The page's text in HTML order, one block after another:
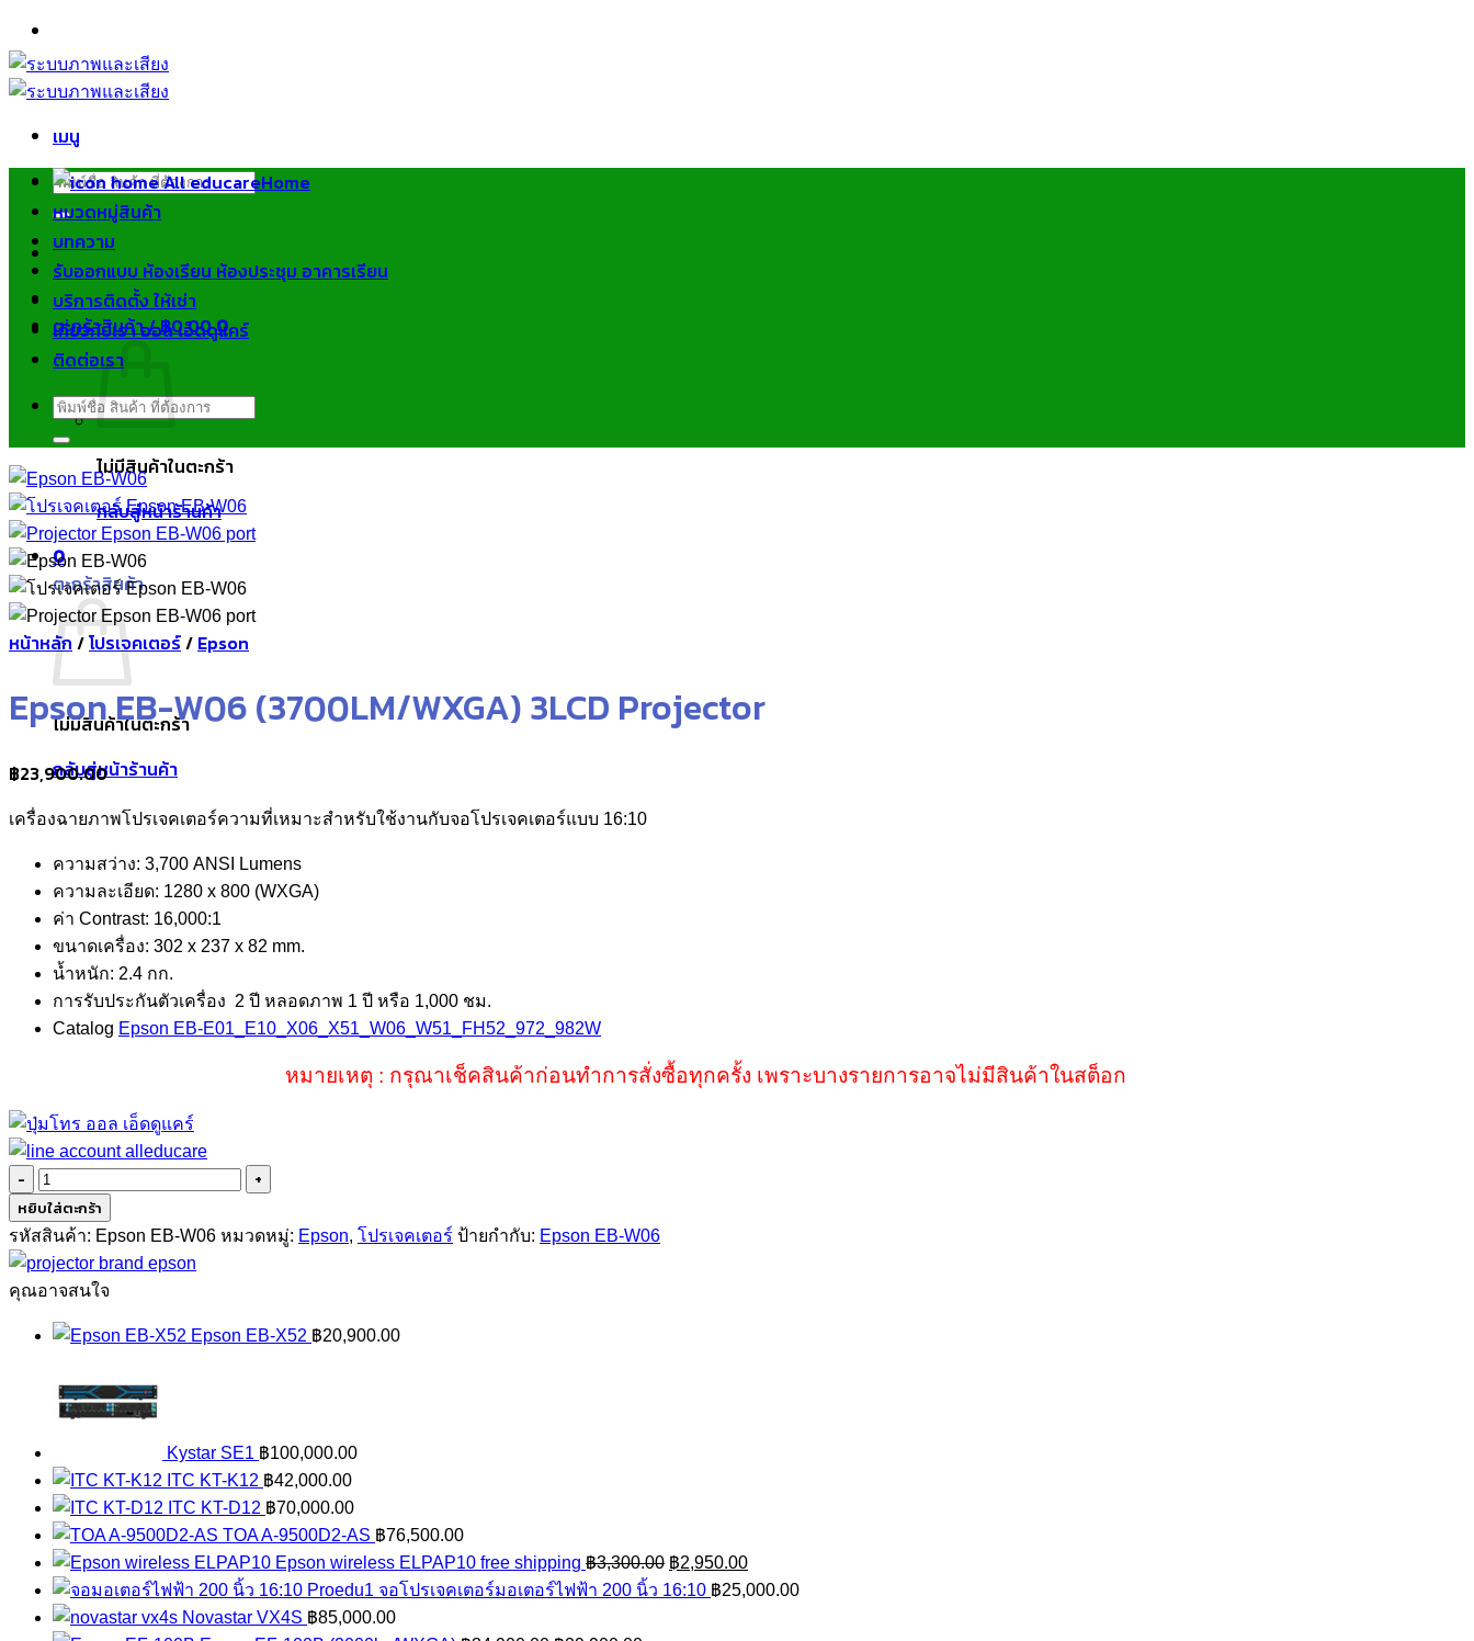
ข้าม
ไป
ยัง
เมนู
ค้นหา:
ตะกร้าสินค้า /฿0.000
ไม่มีสินค้าในตะกร้า
กลับสู่หน้าร้านค้า
0
ตะกร้าสินค้า
ไม่มีสินค้าในตะกร้า
กลับสู่หน้าร้านค้า
Home
หมวดหมู่สินค้า
บทความ
รับออกแบบ ห้องเรียน ห้องประชุม อาคารเรียน
บริการติดตั้ง ให้เช่า
เกี่ยวกับเรา ออล เอ็ดดูแคร์
ติดต่อเรา
ค้นหา:
หน้าหลัก /โปรเจคเตอร์/ Epson
Epson EB-W06 (3700LM/WXGA) 3LCD Projector
฿23,900.00
เครื่องฉายภาพโปรเจคเตอร์ความที่เหมาะสำหรับใช้งานกับจอโปรเจคเตอร์แบบ 16:10
ความสว่าง: 3,700 ANSI Lumens
ความละเอียด: 1280 x 800 (WXGA)
ค่า Contrast: 16,000:1
ขนาดเครื่อง: 302‎ x 237 x 82 mm.
น้ำหนัก: 2.4 กก.
การรับประกันตัวเครื่อง 2 ปี หลอดภาพ 1 ปี หรือ 1,000 ชม.
Catalog Epson EB-E01_E10_X06_X51_W06_W51_FH52_972_982W
หมายเหตุ : กรุณาเช็คสินค้าก่อนทำการสั่งซื้อทุกครั้ง เพราะบางรายการอาจไม่มีสินค้าในสต็อก
จำนวน
Epson
EB-
W06
(3700LM/WXGA)
Projector
หยิบใส่ตะกร้า
รหัสสินค้า: Epson EB-W06 หมวดหมู่: Epson, โปรเจคเตอร์ ป้ายกำกับ: Epson EB-W06
คุณอาจสนใจ
Epson EB-X52 ฿20,900.00
Kystar SE1 ฿100,000.00
ITC KT-K12 ฿42,000.00
ITC KT-D12 ฿70,000.00
TOA A-9500D2-AS ฿76,500.00
Epson wireless ELPAP10 free shipping ฿3,300.00 Original
price
฿2,950.00Current
price
จอโปรเจคเตอร์มอเตอร์ไฟฟ้า 200 นิ้ว 16:10 ฿25,000.00
Novastar VX4S ฿85,000.00